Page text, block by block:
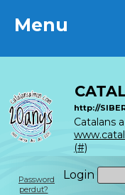
Menu
http://
Catalans
(#)
Login
Password
perdut?
Menu